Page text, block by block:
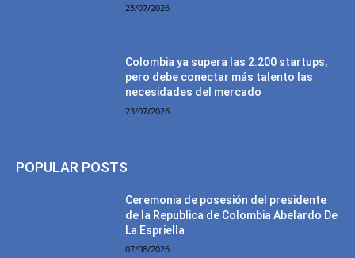
25/07/2026
Colombia ya supera las 2.200 startups,
pero debe conectar más talento las
necesidades del mercado
23/07/2026
POPULAR POSTS
Ceremonia de posesión del presidente
de la Republica de Colombia Abelardo De
La Espriella
07/08/2026